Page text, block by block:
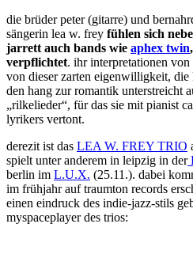
die brüder peter (gitarre) und
sängerin lea w. frey fühlen sich
jarrett auch bands wie aphex twin,
verpflichtet. ihr interpretationen von
von dieser zarten eigenwilligkeit, die
den hang zur romantik unterstreicht
„rilkelieder“, für das sie mit pianist
lyrikers vertont.
derezit ist das LEA W. FREY TRIO
spielt unter anderem in leipzig in der
berlin im L.U.X. (25.11.). dabei
im frühjahr auf traumton records
einen eindruck des indie-jazz-stils
myspaceplayer des trios: